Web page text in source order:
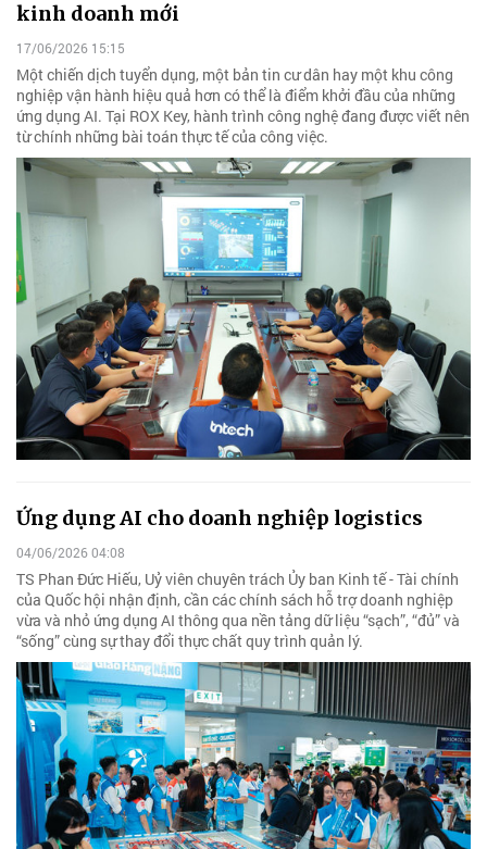
kinh doanh mới
17/06/2026 15:15
Một chiến dịch tuyển dụng, một bản tin cư dân hay một khu công
nghiệp vận hành hiệu quả hơn có thể là điểm khởi đầu của những
ứng dụng AI. Tại ROX Key, hành trình công nghệ đang được viết nên
từ chính những bài toán thực tế của công việc.
Ứng dụng AI cho doanh nghiệp logistics
04/06/2026 04:08
TS Phan Đức Hiếu, Uỷ viên chuyên trách Ủy ban Kinh tế - Tài chính
của Quốc hội nhận định, cần các chính sách hỗ trợ doanh nghiệp
vừa và nhỏ ứng dụng AI thông qua nền tảng dữ liệu “sạch”, “đủ” và
“sống” cùng sự thay đổi thực chất quy trình quản lý.